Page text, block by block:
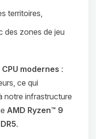
territoires,
des zones de jeu
modernes :
ce qui
notre infrastructure
AMD Ryzen™ 9
.